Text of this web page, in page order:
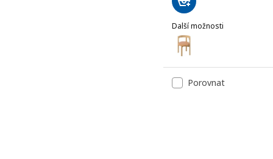
Další možnosti
STOCKHOLM 2025
Možnost: STOCKHOLM
Porovnat